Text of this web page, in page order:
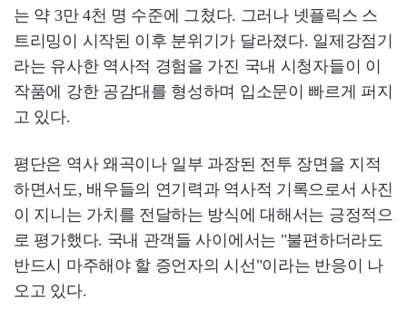
는 약 3만 4천 명 수준에 그쳤다. 그러나 넷플릭스 스
트리밍이 시작된 이후 분위기가 달라졌다. 일제강점기
라는 유사한 역사적 경험을 가진 국내 시청자들이 이
작품에 강한 공감대를 형성하며 입소문이 빠르게 퍼지
고 있다.
평단은 역사 왜곡이나 일부 과장된 전투 장면을 지적
하면서도, 배우들의 연기력과 역사적 기록으로서 사진
이 지니는 가치를 전달하는 방식에 대해서는 긍정적으
로 평가했다. 국내 관객들 사이에서는 "불편하더라도
반드시 마주해야 할 증언자의 시선"이라는 반응이 나
오고 있다.